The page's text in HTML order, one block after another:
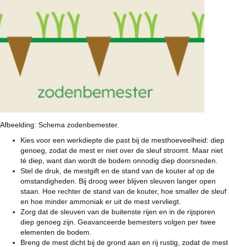
Afbeelding: Schema zodenbemester.
Kies voor een werkdiepte die past bij de mesthoeveelheid: diep
genoeg, zodat de mest er niet over de sleuf stroomt. Maar niet
té diep, want dan wordt de bodem onnodig diep doorsneden.
Stel de druk, de mestgift en de stand van de kouter af op de
omstandigheden. Bij droog weer blijven sleuven langer open
staan. Hoe rechter de stand van de kouter, hoe smaller de sleuf
en hoe minder ammoniak er uit de mest vervliegt.
Zorg dat de sleuven van de buitenste rijen en in de rijsporen
diep genoeg zijn. Geavanceerde bemesters volgen per twee
elementen de bodem.
Breng de mest dicht bij de grond aan en rij rustig, zodat de mest